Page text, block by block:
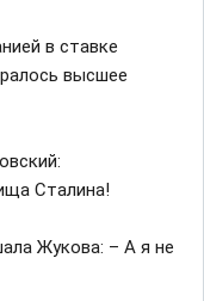
в ставке
высшее
Сталина!
Жукова: – А я не